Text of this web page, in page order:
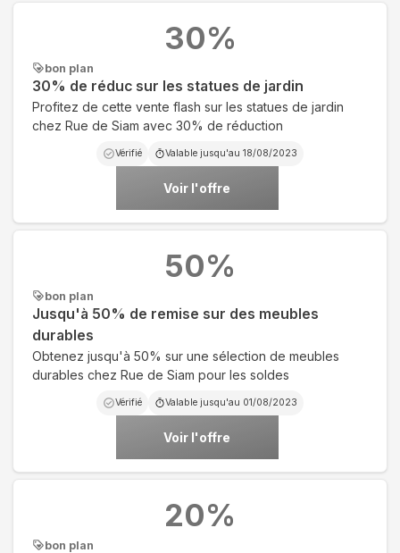
bon plan
30% de réduc sur les statues de jardin
Profitez de cette vente flash sur les statues de jardin
chez Rue de Siam avec 30% de réduction
Vérifié Valable jusqu'au 18/08/2023
Voir l'offre
30%
bon plan
Jusqu'à 50% de remise sur des meubles
durables
Obtenez jusqu'à 50% sur une sélection de meubles
durables chez Rue de Siam pour les soldes
Vérifié Valable jusqu'au 01/08/2023
Voir l'offre
50%
bon plan
20%